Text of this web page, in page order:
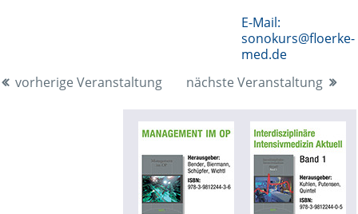
E-Mail:
sonokurs@floerke-
med.de
vorherige Veranstaltung
nächste Veranstaltung